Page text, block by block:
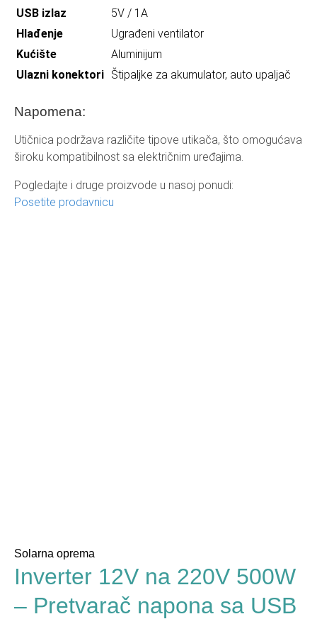
USB izlaz
5V / 1A
Hlađenje
Ugrađeni ventilator
Kućište
Aluminijum
Ulazni konektori Štipaljke za akumulator, auto upaljač
Napomena:
Utičnica podržava različite tipove utikača, što omogućava
široku kompatibilnost sa električnim uređajima.
Pogledajte i druge proizvode u nasoj ponudi:
Posetite prodavnicu
Solarna oprema
Inverter 12V na 220V 500W
– Pretvarač napona sa USB